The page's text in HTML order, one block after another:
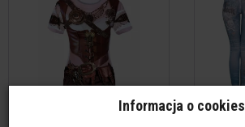
Informacja o cookies